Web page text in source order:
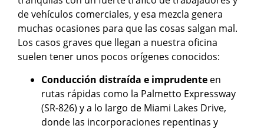
de vehículos comerciales, y esa mezcla genera
muchas ocasiones para que las cosas salgan mal.
Los casos graves que llegan a nuestra oficina
suelen tener unos pocos orígenes conocidos:
Conducción distraída e imprudente en
rutas rápidas como la Palmetto Expressway
(SR-826) y a lo largo de Miami Lakes Drive,
donde las incorporaciones repentinas y